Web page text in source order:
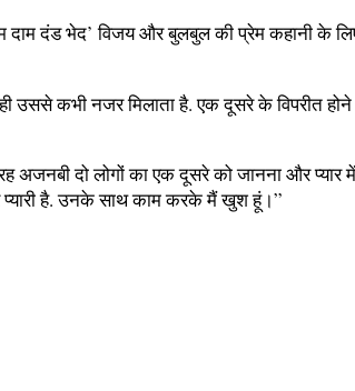
दाम दंड भेद’ विजय और बुलबुल की प्रेम कहानी के
उससे कभी नजर मिलाता है. एक दूसरे के विपरीत
दो लोगों का एक दूसरे को जानना और
प्यारी है. उनके साथ काम करके मैं खुश हूं।”